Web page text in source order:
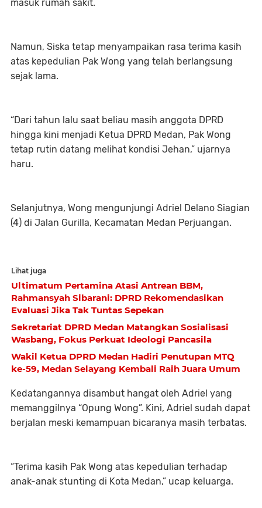
masuk rumah sakit.
Namun, Siska tetap menyampaikan rasa terima kasih
atas kepedulian Pak Wong yang telah berlangsung
sejak lama.
“Dari tahun lalu saat beliau masih anggota DPRD
hingga kini menjadi Ketua DPRD Medan, Pak Wong
tetap rutin datang melihat kondisi Jehan,” ujarnya
haru.
Selanjutnya, Wong mengunjungi Adriel Delano Siagian
(4) di Jalan Gurilla, Kecamatan Medan Perjuangan.
Lihat juga
Ultimatum Pertamina Atasi Antrean BBM,
Rahmansyah Sibarani: DPRD Rekomendasikan
Evaluasi Jika Tak Tuntas Sepekan
Sekretariat DPRD Medan Matangkan Sosialisasi
Wasbang, Fokus Perkuat Ideologi Pancasila
Wakil Ketua DPRD Medan Hadiri Penutupan MTQ
ke-59, Medan Selayang Kembali Raih Juara Umum
Kedatangannya disambut hangat oleh Adriel yang
memanggilnya “Opung Wong”. Kini, Adriel sudah dapat
berjalan meski kemampuan bicaranya masih terbatas.
“Terima kasih Pak Wong atas kepedulian terhadap
anak-anak stunting di Kota Medan,” ucap keluarga.